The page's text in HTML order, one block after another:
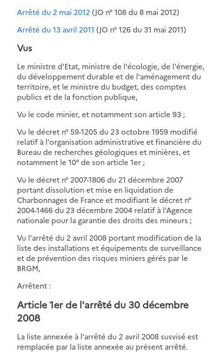
Arrêté du 2 mai 2012 (JO n° 108 du 8 mai 2012)
Arrêté du 13 avril 2011 (JO n° 126 du 31 mai 2011)
Vus
Le ministre d'Etat, ministre de l'écologie, de l'énergie,
du développement durable et de l'aménagement du
territoire, et le ministre du budget, des comptes
publics et de la fonction publique,
Vu le code minier, et notamment son article 93 ;
Vu le décret n° 59-1205 du 23 octobre 1959 modifié
relatif à l'organisation administrative et financière du
Bureau de recherches géologiques et minières, et
notamment le 10° de son article 1er ;
Vu le décret n° 2007-1806 du 21 décembre 2007
portant dissolution et mise en liquidation de
Charbonnages de France et modifiant le décret n°
2004-1466 du 23 décembre 2004 relatif à l'Agence
nationale pour la garantie des droits des mineurs ;
Vu l'arrêté du 2 avril 2008 portant modification de la
liste des installations et équipements de surveillance
et de prévention des risques miniers gérés par le
BRGM,
Arrêtent :
Article 1er de l'arrêté du 30 décembre
2008
La liste annexée à l'arrêté du 2 avril 2008 susvisé est
remplacée par la liste annexée au présent arrêté.